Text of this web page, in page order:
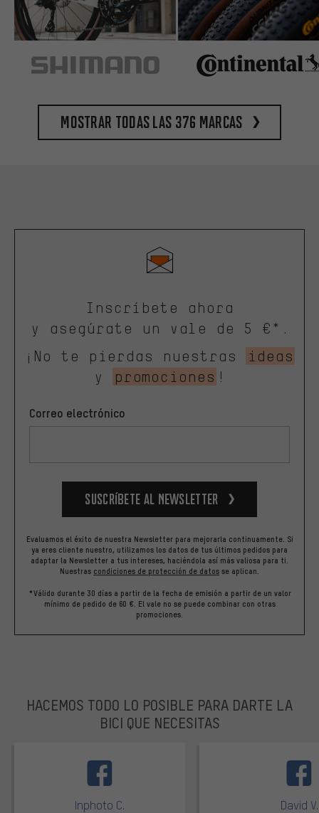
Mostrar todas las 376 marcas
Inscríbete ahora
y asegúrate un vale de 5 €*.
¡No te pierdas nuestras
ideas
y
promociones !
Correo electrónico
Suscríbete al newsletter
Evaluamos el éxito de nuestra Newsletter para mejorarla continuamente. Si
ya eres cliente nuestro, utilizamos los datos de tus últimos pedidos para
adaptar la Newsletter a tus intereses, haciéndola así más valiosa para ti.
Nuestras condiciones de protección de datos se aplican.
*Válido durante 30 días a partir de la fecha de emisión a partir de un valor
mínimo de pedido de 60 €. El vale no se puede combinar con otras
promociones.
HACEMOS TODO LO POSIBLE PARA DARTE LA
BICI QUE NECESITAS
Inphoto C. David V.